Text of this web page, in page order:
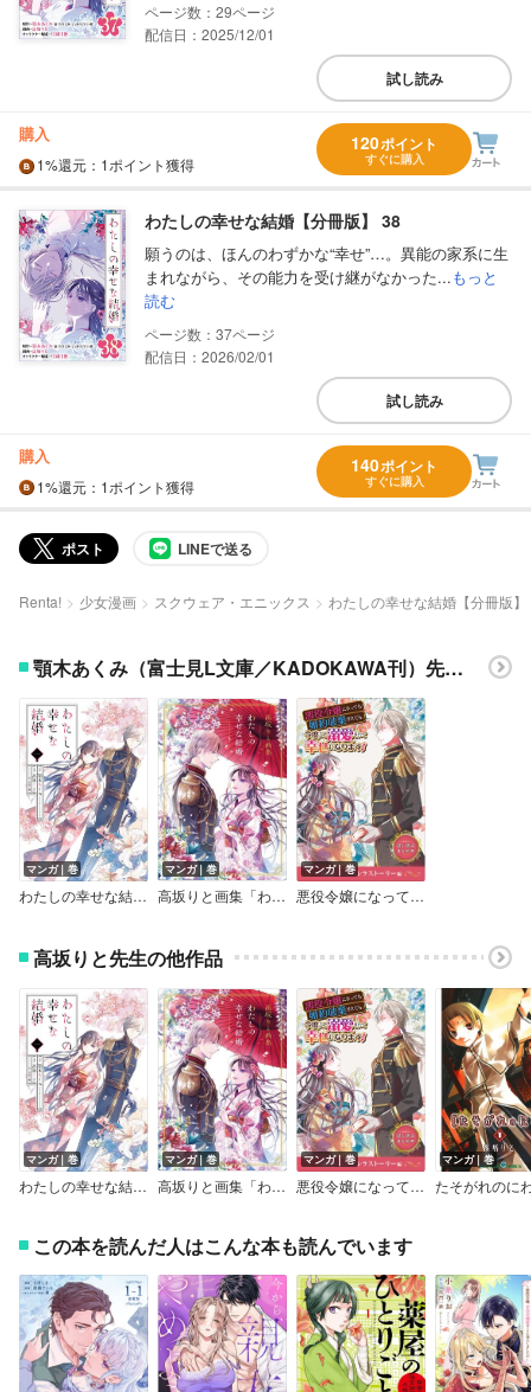
29
配信日：2025/12/01
試し読み
購入
1%還元 ：1ポイント獲得
120ポイント
すぐに購入
わたしの幸せな結婚【分冊版】 38
願うのは、ほんのわずかな“幸せ”…。異能の家系に生
まれながら、その能力を受け継がなかった...もっと
読む
37
配信日：2026/02/01
試し読み
購入
1%還元 ：1ポイント獲得
140ポイント
すぐに購入
ポスト LINEで送る
Renta! 少女漫画 スクウェア・エニックス わたしの幸せな結婚【分冊版】
顎木あくみ（富士見L文庫／KADOKAWA刊）先生の他作品
マンガ｜巻
わたしの幸せな結婚 【特典付き】
マンガ｜巻
高坂りと画集「わたしの幸せな結婚」
マンガ｜巻
悪役令嬢になっても婚約破棄されても、今度こそ溺愛されて幸せになります！ 試し読みまとめ本 溺愛・シンデレラストーリー編
高坂りと先生の他作品
マンガ｜巻
わたしの幸せな結婚 【特典付き】
マンガ｜巻
高坂りと画集「わたしの幸せな結婚」
マンガ｜巻
悪役令嬢になっても婚約破棄されても、今度こそ溺愛されて幸せになります！ 試し読みまとめ本 溺愛・シンデレラストーリー編
マンガ｜巻
たそがれのに
この本を読んだ人はこんな本も読んでいます